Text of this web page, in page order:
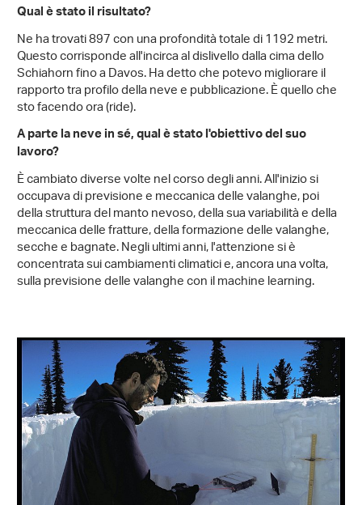
Qual è stato il risultato?
Ne ha trovati 897 con una profondità totale di 1192 metri.
Questo corrisponde all'incirca al dislivello dalla cima dello
Schiahorn fino a Davos. Ha detto che potevo migliorare il
rapporto tra profilo della neve e pubblicazione. È quello che
sto facendo ora (ride).
A parte la neve in sé, qual è stato l'obiettivo del suo
lavoro?
È cambiato diverse volte nel corso degli anni. All'inizio si
occupava di previsione e meccanica delle valanghe, poi
della struttura del manto nevoso, della sua variabilità e della
meccanica delle fratture, della formazione delle valanghe,
secche e bagnate. Negli ultimi anni, l'attenzione si è
concentrata sui cambiamenti climatici e, ancora una volta,
sulla previsione delle valanghe con il machine learning.